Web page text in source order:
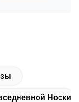
Носки